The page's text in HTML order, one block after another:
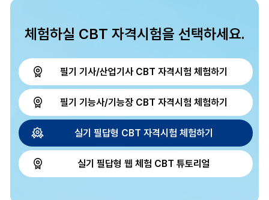
체험하실 CBT 자격시험을 선택하세요.
필기 기사/산업기사 CBT 자격시험 체험하기
필기 기능사/기능장 CBT 자격시험 체험하기
실기 필답형 CBT 자격시험 체험하기
실기 필답형 웹 체험 CBT 튜토리얼